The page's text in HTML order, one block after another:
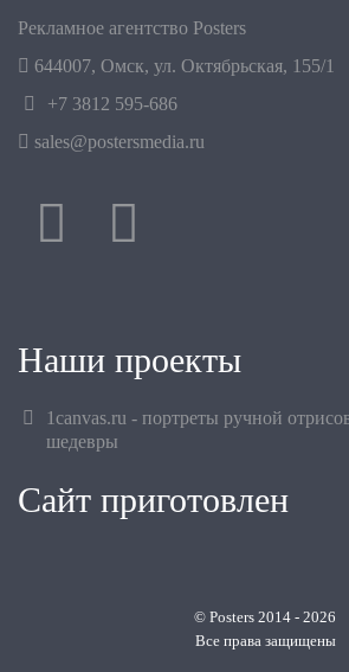
Рекламное агентство Posters
644007, Омск, ул. Октябрьская, 155/1
+7 3812 595-686
sales@postersmedia.ru
Наши проекты
1canvas.ru - портреты ручной
шедевры
Сайт приготовлен
© Posters 2014 - 2026
Все права защищены